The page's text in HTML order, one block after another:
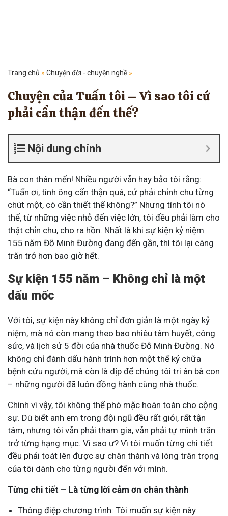
Trang chủ » Chuyện đời - chuyện nghề »
Chuyện của Tuấn tôi – Vì sao tôi cứ
phải cẩn thận đến thế?
Nội dung chính
Bà con thân mến! Nhiều người vẫn hay bảo tôi rằng:
“Tuấn ơi, tính ông cẩn thận quá, cứ phải chỉnh chu từng
chút một, có cần thiết thế không?” Nhưng tính tôi nó
thế, từ những việc nhỏ đến việc lớn, tôi đều phải làm cho
thật chỉn chu, cho ra hồn. Nhất là khi sự kiện kỷ niệm
155 năm Đỗ Minh Đường đang đến gần, thì tôi lại càng
trăn trở hơn bao giờ hết.
Sự kiện 155 năm – Không chỉ là một
dấu mốc
Với tôi, sự kiện này không chỉ đơn giản là một ngày kỷ
niệm, mà nó còn mang theo bao nhiêu tâm huyết, công
sức, và lịch sử 5 đời của nhà thuốc Đỗ Minh Đường. Nó
không chỉ đánh dấu hành trình hơn một thế kỷ chữa
bệnh cứu người, mà còn là dịp để chúng tôi tri ân bà con
– những người đã luôn đồng hành cùng nhà thuốc.
Chính vì vậy, tôi không thể phó mặc hoàn toàn cho cộng
sự. Dù biết anh em trong đội ngũ đều rất giỏi, rất tận
tâm, nhưng tôi vẫn phải tham gia, vẫn phải tự mình trăn
trở từng hạng mục. Vì sao ư? Vì tôi muốn từng chi tiết
đều phải toát lên được sự chân thành và lòng trân trọng
của tôi dành cho từng người đến với mình.
Từng chi tiết – Là từng lời cảm ơn chân thành
Thông điệp chương trình: Tôi muốn sự kiện này